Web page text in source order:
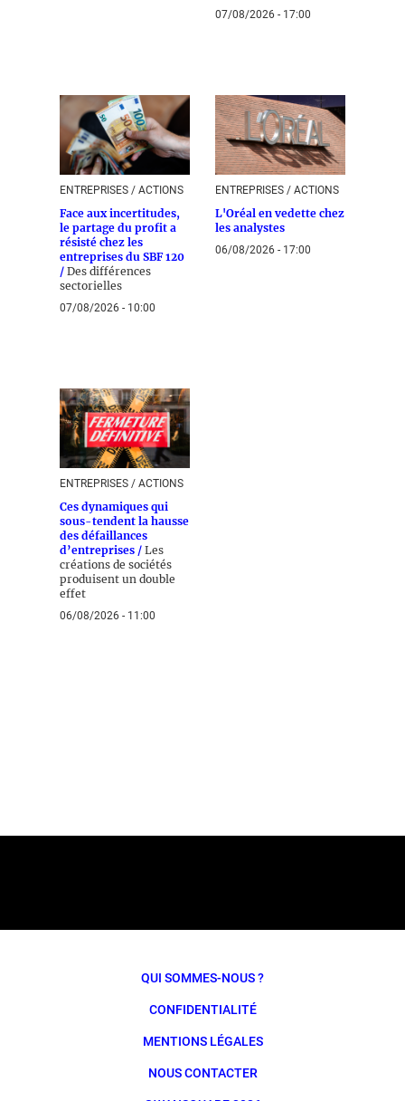
07/08/2026 - 17:00
ENTREPRISES / ACTIONS
Face aux incertitudes,
le partage du profit a
résisté chez les
entreprises du SBF 120
/ Des différences
sectorielles
07/08/2026 - 10:00
ENTREPRISES / ACTIONS
L'Oréal en vedette chez
les analystes
06/08/2026 - 17:00
ENTREPRISES / ACTIONS
Ces dynamiques qui
sous-tendent la hausse
des défaillances
d’entreprises / Les
créations de sociétés
produisent un double
effet
06/08/2026 - 11:00
QUI SOMMES-NOUS ?
CONFIDENTIALITÉ
MENTIONS LÉGALES
NOUS CONTACTER